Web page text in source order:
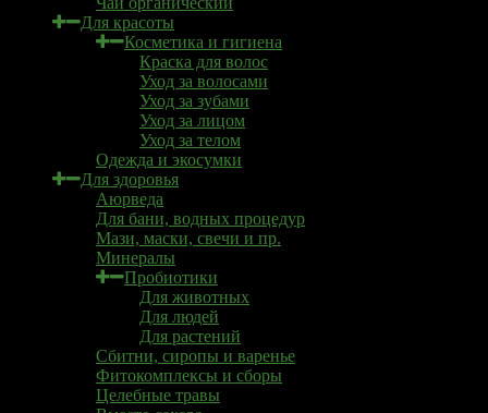
Для красоты
Косметика и гигиена
Краска для волос
Уход за волосами
Уход за зубами
Уход за лицом
Уход за телом
Одежда и экосумки
Для здоровья
Аюрведа
Для бани, водных процедур
Мази, маски, свечи и пр.
Минералы
Пробиотики
Для животных
Для людей
Для растений
Сбитни, сиропы и варенье
Фитокомплексы и сборы
Целебные травы